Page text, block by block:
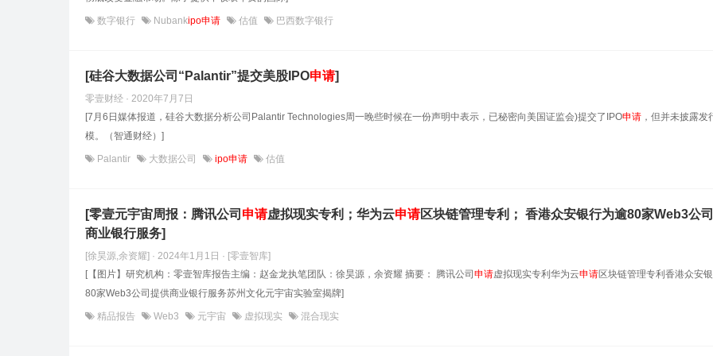
数字银行 Nubankipo申请 估值 巴西数字银行
[硅谷大数据公司“Palantir”提交美股IPO申请]
零壹财经 · 2020年7月7日
[7月6日媒体报道，硅谷大数据分析公司Palantir Technologies周一晚些时候在一份声明中表示，已秘密向美国证监会)提交了IPO申请 ，但并未披露发
模。（智通财经）]
Palantir 大数据公司 ipo申请 估值
[零壹元宇宙周报：腾讯公司 申请虚拟现实专利；华为云申请区块链管理专利； 香港众安银行为逾80家Web3公
商业银行服务]
[徐昊源,余资耀] · 2024年1月1日 · [零壹智库]
[【图片】研究机构：零壹智库报告主编：赵金龙执笔团队：徐昊源，余资耀 摘要： 腾讯公司 申请虚拟现实专利华为云申请区块链管理专利香港众安
80家Web3公司提供商业银行服务苏州文化元宇宙实验室揭牌]
精品报告 Web3 元宇宙 虚拟现实 混合现实